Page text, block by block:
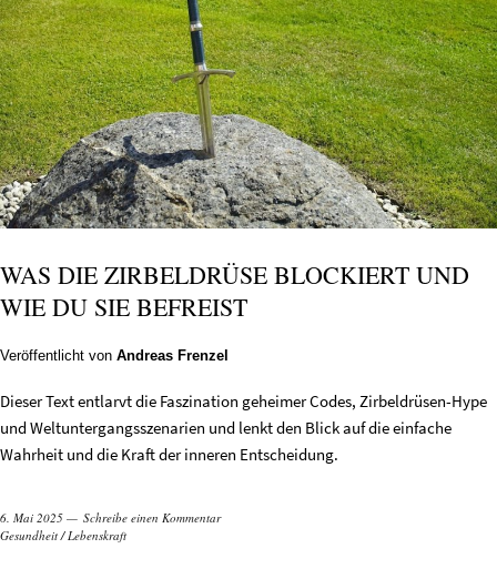
WAS DIE ZIRBELDRÜSE BLOCKIERT UND
WIE DU SIE BEFREIST
Veröffentlicht von Andreas Frenzel
Dieser Text entlarvt die Faszination geheimer Codes, Zirbeldrüsen-Hype
und Weltuntergangsszenarien und lenkt den Blick auf die einfache
Wahrheit und die Kraft der inneren Entscheidung.
6. Mai 2025
Schreibe einen Kommentar
Gesundheit/Lebenskraft